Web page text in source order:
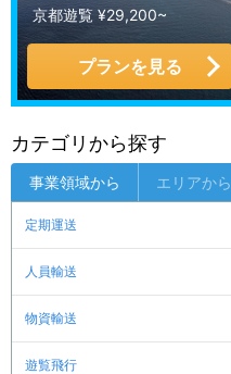
京都遊覧 ¥29,200~
プランを見る
カテゴリから探す
事業領域から エリアから
定期運送
人員輸送
物資輸送
遊覧飛行